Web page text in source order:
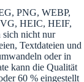
PNG, WEBP,
HEIC, HEIF,
nicht nur
Textdateien und
oder in
kann die Qualität
60 % eingestellt